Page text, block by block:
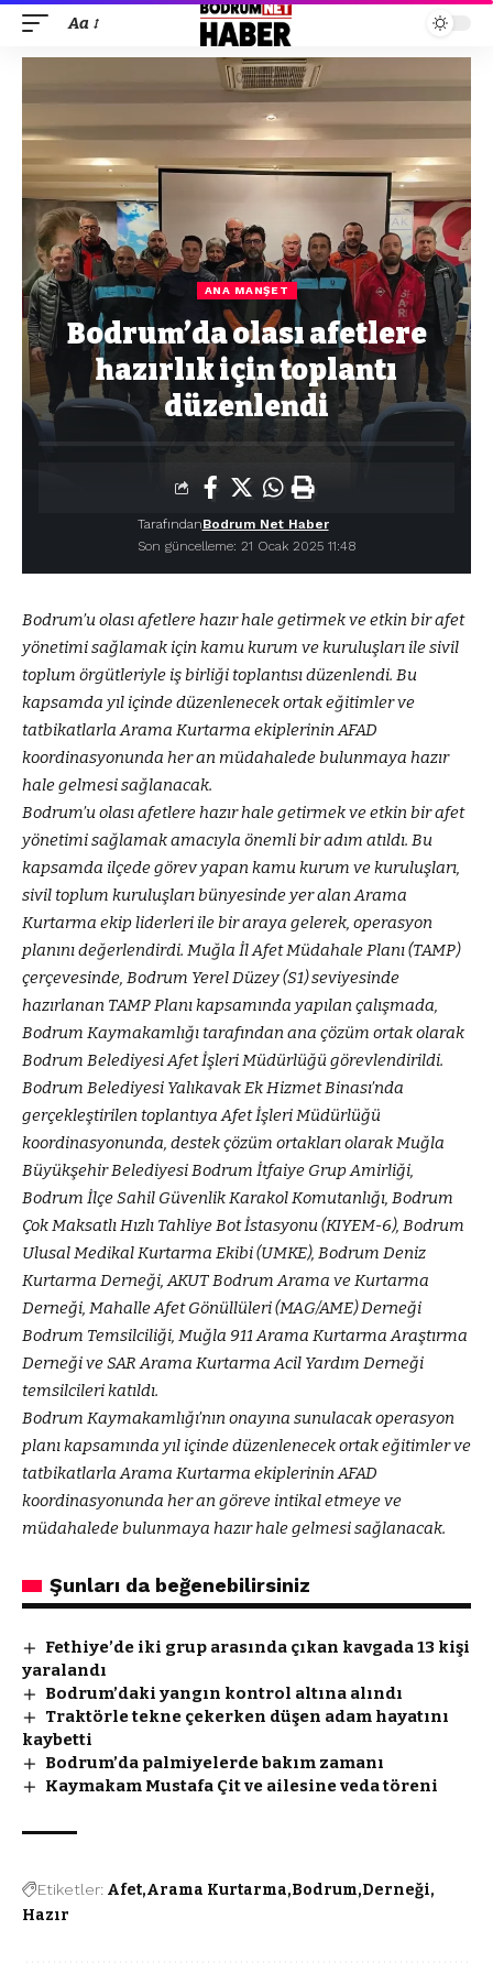
Aa
ANA MANŞET
Bodrum’da olası afetlere
hazırlık için toplantı
düzenlendi
Son güncelleme: 21 Ocak 2025 11:48
TarafındanBodrum Net Haber
Bodrum’u olası afetlere hazır hale getirmek ve etkin bir afet
yönetimi sağlamak için kamu kurum ve kuruluşları ile sivil
toplum örgütleriyle iş birliği toplantısı düzenlendi. Bu
kapsamda yıl içinde düzenlenecek ortak eğitimler ve
tatbikatlarla Arama Kurtarma ekiplerinin AFAD
koordinasyonunda her an müdahalede bulunmaya hazır
hale gelmesi sağlanacak.
Bodrum’u olası afetlere hazır hale getirmek ve etkin bir afet
yönetimi sağlamak amacıyla önemli bir adım atıldı. Bu
kapsamda ilçede görev yapan kamu kurum ve kuruluşları,
sivil toplum kuruluşları bünyesinde yer alan Arama
Kurtarma ekip liderleri ile bir araya gelerek, operasyon
planını değerlendirdi. Muğla İl Afet Müdahale Planı (TAMP)
çerçevesinde, Bodrum Yerel Düzey (S1) seviyesinde
hazırlanan TAMP Planı kapsamında yapılan çalışmada,
Bodrum Kaymakamlığı tarafından ana çözüm ortak olarak
Bodrum Belediyesi Afet İşleri Müdürlüğü görevlendirildi.
Bodrum Belediyesi Yalıkavak Ek Hizmet Binası’nda
gerçekleştirilen toplantıya Afet İşleri Müdürlüğü
koordinasyonunda, destek çözüm ortakları olarak Muğla
Büyükşehir Belediyesi Bodrum İtfaiye Grup Amirliği,
Bodrum İlçe Sahil Güvenlik Karakol Komutanlığı, Bodrum
Çok Maksatlı Hızlı Tahliye Bot İstasyonu (KIYEM-6), Bodrum
Ulusal Medikal Kurtarma Ekibi (UMKE), Bodrum Deniz
Kurtarma Derneği, AKUT Bodrum Arama ve Kurtarma
Derneği, Mahalle Afet Gönüllüleri (MAG/AME) Derneği
Bodrum Temsilciliği, Muğla 911 Arama Kurtarma Araştırma
Derneği ve SAR Arama Kurtarma Acil Yardım Derneği
temsilcileri katıldı.
Bodrum Kaymakamlığı’nın onayına sunulacak operasyon
planı kapsamında yıl içinde düzenlenecek ortak eğitimler ve
tatbikatlarla Arama Kurtarma ekiplerinin AFAD
koordinasyonunda her an göreve intikal etmeye ve
müdahalede bulunmaya hazır hale gelmesi sağlanacak.
Şunları da beğenebilirsiniz
Fethiye’de iki grup arasında çıkan kavgada 13 kişi
yaralandı
Bodrum’daki yangın kontrol altına alındı
Traktörle tekne çekerken düşen adam hayatını
kaybetti
Bodrum’da palmiyelerde bakım zamanı
Kaymakam Mustafa Çit ve ailesine veda töreni
Etiketler: Afet Arama Kurtarma Bodrum Derneği
Hazır